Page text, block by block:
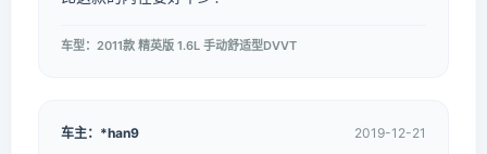
车型：2011款 精英版 1.6L 手动舒适型DVVT
车主：*han9 2019-12-21